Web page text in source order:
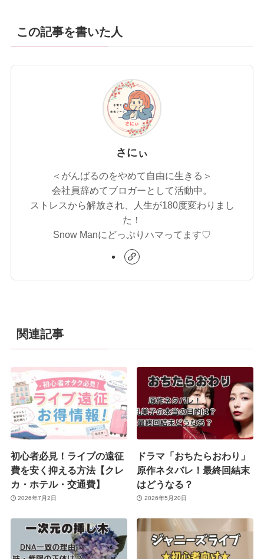
この記事を書いた人
さにぃ
＜がんばるのをやめて自由に生きる＞
会社員辞めてブロガーとして活動中。
ストレスから解放され、人生が180度変わりまし
た！
Snow Manにどっぷりハマってます♡
関連記事
初心者必見！ライブの遠征
費を安く抑える方法【クレ
カ・ホテル・交通費】
2026年7月2日
ドラマ「おちたらおわり」
原作ネタバレ！最終回結末
はどうなる？
2026年5月20日